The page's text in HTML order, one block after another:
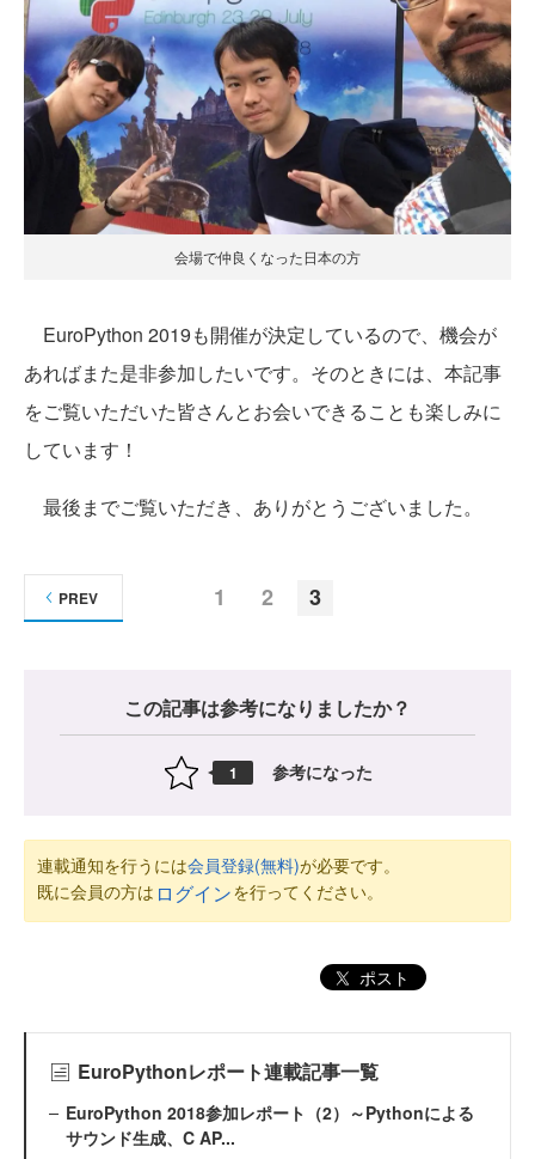
会場で仲良くなった日本の方
EuroPython 2019も開催が決定しているので、機会が
あればまた是非参加したいです。そのときには、本記事
をご覧いただいた皆さんとお会いできることも楽しみに
しています！
最後までご覧いただき、ありがとうございました。
1 2 3
PREV
この記事は参考になりましたか？
1 参考になった
連載通知を行うには会員登録(無料)が必要です。
既に会員の方は ログインを行ってください。
ポスト
EuroPythonレポート連載記事一覧
EuroPython 2018参加レポート（2）～Pythonによる
サウンド生成、C AP...